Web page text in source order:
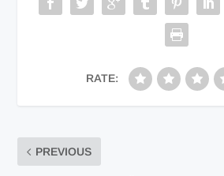
RATE:
PREVIOUS